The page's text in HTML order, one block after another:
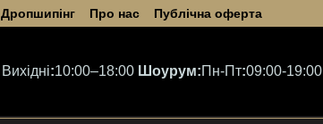
Дропшипінг Про нас
Публічна оферта
Вихідні:10:00–18:00 Шоурум:Пн-Пт:09:00-19:00